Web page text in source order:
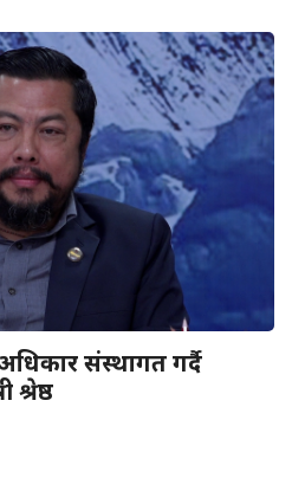
संस्थागत गर्दै
श्रेष्ठ